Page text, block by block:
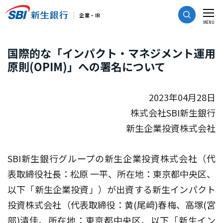
CLOSE
MENU
国際的な「インパクト・マネジメント運用
原則(OPIM)」への署名について
2023年04月28日
株式会社SBI新生銀行
新生企業投資株式会社
SBI新生銀行グループの新生企業投資株式会社（代
表取締役社長：松原 一平、所在地：東京都中央区、
以下「新生企業投資」）が出資する新生インパクト
投資株式会社（代表取締役：黄(尾﨑)春梅、高塚(宮
部)清佳、所在地：東京都中央区、以下「新生イン
企業・IR